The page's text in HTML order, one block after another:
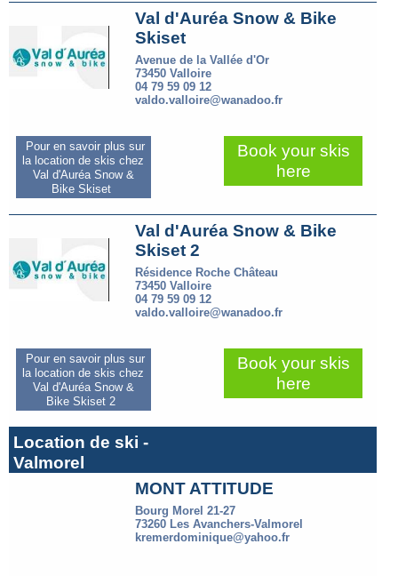
Val d'Auréa Snow & Bike
Skiset
Avenue de la Vallée d'Or
73450 Valloire
04 79 59 09 12
valdo.valloire@wanadoo.fr
Pour en savoir plus sur
la location de skis chez
Val d'Auréa Snow &
Bike Skiset
Book your skis
here
Val d'Auréa Snow & Bike
Skiset 2
Résidence Roche Château
73450 Valloire
04 79 59 09 12
valdo.valloire@wanadoo.fr
Pour en savoir plus sur
la location de skis chez
Val d'Auréa Snow &
Bike Skiset 2
Book your skis
here
Location de ski -
Valmorel
MONT ATTITUDE
Bourg Morel 21-27
73260 Les Avanchers-Valmorel
kremerdominique@yahoo.fr